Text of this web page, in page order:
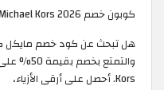
كوبون خصم Michael Kors 2026 | أقوى الخصومات والعروض
هل تبحث عن كود خصم مايكل
Kors. أحصل على أرقى الأزياء،